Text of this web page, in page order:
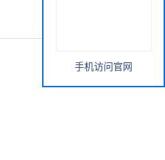
手机访问官网